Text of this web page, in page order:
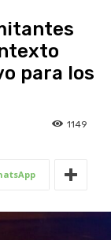
para los
1149